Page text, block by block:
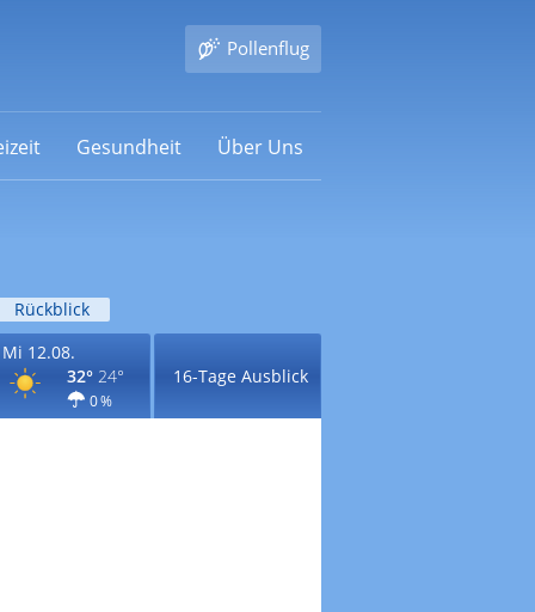
Pollenflug
Gesundheit Über Uns
Rückblick
Mi 12.08.
32° 24°
0 %
16-Tage Ausblick